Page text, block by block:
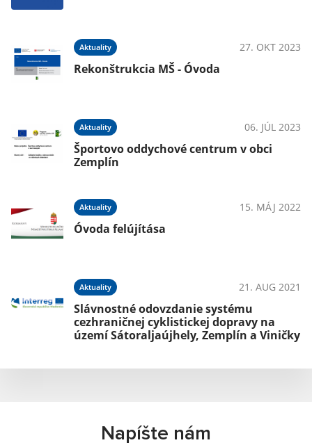
Aktuality 27. OKT 2023
Rekonštrukcia MŠ - Óvoda
Aktuality 06. JÚL 2023
Športovo oddychové centrum v obci
Zemplín
Aktuality 15. MÁJ 2022
Óvoda felújítása
Aktuality 21. AUG 2021
Slávnostné odovzdanie systému
cezhraničnej cyklistickej dopravy na
území Sátoraljaújhely, Zemplín a Viničky
Napíšte nám